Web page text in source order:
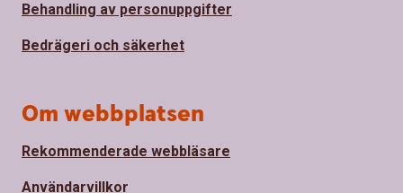
Behandling av personuppgifter
Bedrägeri och säkerhet
Om webbplatsen
Rekommenderade webbläsare
Användarvillkor